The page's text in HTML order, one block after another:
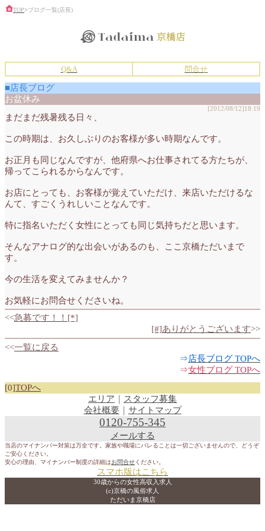
TOP>ブログ一覧(店長)
Q&A 問合せ
■店長ブログ
お盆休み
[2012/08/12]18:19
まだまだ残暑残る日々、
この時期は、お久しぶりのお客様が多い時期なんです。
お正月も同じなんですが、他府県へお仕事されてる方たちが、
帰ってこられるからなんです。
お店にとっても、お客様が覚えていただけ、来店いただけるな
んて、すごくうれしいことなんです。
特に指名いただく女性にとっても同じ気持ちだと思います。
そんなアナログ的な出会いがあるのも、ここ京橋ただいまで
す。
今の生活を変えてみませんか？
お気軽にお問合せくださいね。
<<急募です！！[*]
[#]ありがとうございます>>
<<一覧に戻る
⇒店長ブログ TOPへ
⇒女性ブログ TOPへ
[0]TOPへ
エリア
スタッフ募集
会社概要｜ サイトマップ
0120-755-345
メールする
当店のマイナンバー対策は万全です。家族や職場にバレることは一切ございませんので、どうぞ
ご安心ください。
安心の理由、マイナンバー制度の詳細はお問合せください。
スマホ版はこちら
30歳からの女性高収入求人
(c)京橋の風俗求人
ただいま京橋店